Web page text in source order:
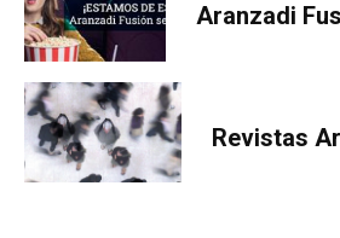
Aranzadi
Revistas